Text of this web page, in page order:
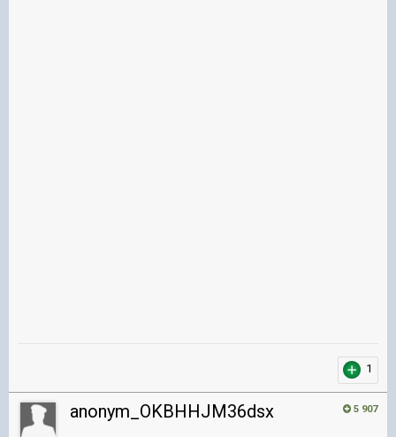
1
5 907
anonym_OKBHHJM36dsx